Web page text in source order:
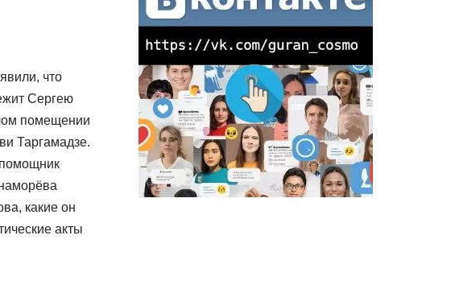
что
Сергею
помещении
Таргамадзе.
какие он
акты